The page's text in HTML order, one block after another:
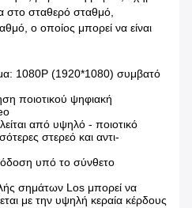
στο σταθερό σταθμό,
ο οποίος μπορεί να είναι
1080P (1920*1080) συμβατό
ποιοτικού ψηφιακή
από υψηλό - ποιοτικό
στερεό και αντι-
υπό το σύνθετο
σημάτων Los μπορεί να
με την υψηλή κεραία κέρδους